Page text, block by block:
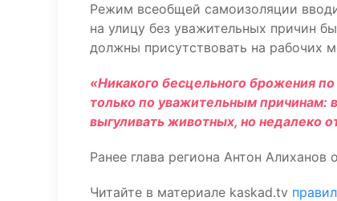
Режим всеобщей самоизоляции
на улицу без уважительных причин
должны присутствовать на рабочих
«Никакого бесцельного брожения
только по уважительным причинам:
выгуливать животных, но недалеко
Ранее глава региона Антон
Читайте в материале kaskad.tv